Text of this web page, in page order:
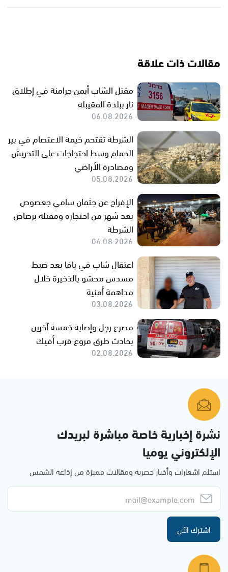
مقالات ذات علاقة
مقتل الشاب أيمن جرامنة في إطلاق
نار ببلدة المقيبلة
06.08.2026
الشرطة تقتحم خيمة الاعتصام في بير
الحمام وسط احتجاجات على التحريش
ومصادرة الأراضي
05.08.2026
الإفراج عن جثمان سامي جعصوص
بعد شهر من احتجازه ومقتله برصاص
الشرطة
04.08.2026
اعتقال شاب في يافا بعد ضبط
مسدس محشو بالذخيرة خلال
مداهمة أمنية
03.08.2026
مصرع رجل وإصابة خمسة آخرين
بحادث طرق مروع قرب أفيك
02.08.2026
نشرة إخبارية خاصة مباشرة لبريدك
الإلكتروني يوميا
استلم اشعارات وأخبار حصرية ومقالات مميزة من إذاعة الشمس
اشترك الآن